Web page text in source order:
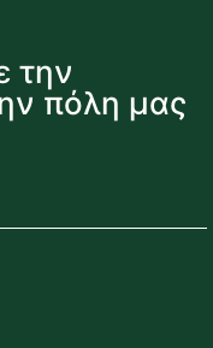
την
πόλη μας